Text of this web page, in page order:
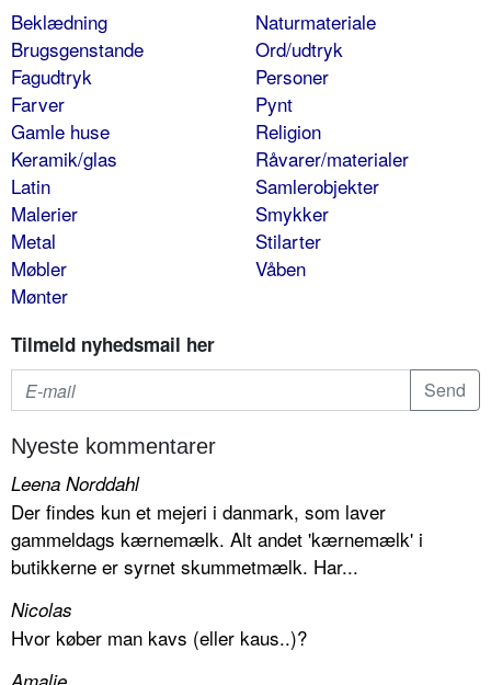
Beklædning
Brugsgenstande
Fagudtryk
Farver
Gamle huse
Keramik/glas
Latin
Malerier
Metal
Møbler
Mønter
Naturmateriale
Ord/udtryk
Personer
Pynt
Religion
Råvarer/materialer
Samlerobjekter
Smykker
Stilarter
Våben
Tilmeld nyhedsmail her
Nyeste kommentarer
Leena Norddahl
Der findes kun et mejeri i danmark, som laver
gammeldags kærnemælk. Alt andet 'kærnemælk' i
butikkerne er syrnet skummetmælk. Har...
Nicolas
Hvor køber man kavs (eller kaus..)?